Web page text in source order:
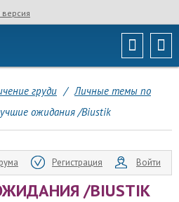
груди / Личные темы по
ожидания /Biustik
Регистрация Войти
/BIUSTIK